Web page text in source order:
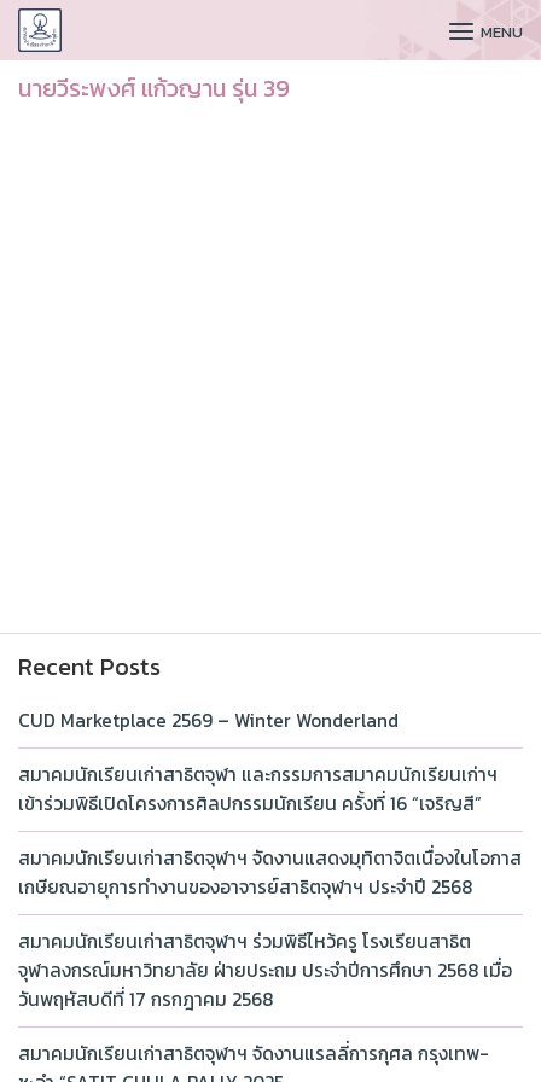
CUDAA MENU
นายวีระพงศ์ แก้วญาน รุ่น 39
Recent Posts
CUD Marketplace 2569 – Winter Wonderland
สมาคมนักเรียนเก่าสาธิตจุฬา และกรรมการสมาคมนักเรียนเก่าฯ
เข้าร่วมพิธีเปิดโครงการศิลปกรรมนักเรียน ครั้งที่ 16 “เจริญสี”
สมาคมนักเรียนเก่าสาธิตจุฬาฯ จัดงานแสดงมุทิตาจิตเนื่องในโอกาส
เกษียณอายุการทำงานของอาจารย์สาธิตจุฬาฯ ประจำปี 2568
สมาคมนักเรียนเก่าสาธิตจุฬาฯ ร่วมพิธีไหว้ครู โรงเรียนสาธิต
จุฬาลงกรณ์มหาวิทยาลัย ฝ่ายประถม ประจำปีการศึกษา 2568 เมื่อ
วันพฤหัสบดีที่ 17 กรกฎาคม 2568
สมาคมนักเรียนเก่าสาธิตจุฬาฯ จัดงานแรลลี่การกุศล กรุงเทพ-